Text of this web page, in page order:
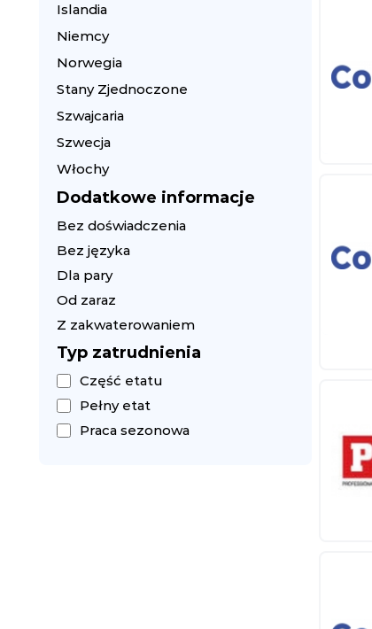
Islandia
Niemcy
Norwegia
Stany Zjednoczone
Szwajcaria
Szwecja
Włochy
Dodatkowe informacje
Bez doświadczenia
Bez języka
Dla pary
Od zaraz
Z zakwaterowaniem
Typ zatrudnienia
Część etatu
Pełny etat
Praca sezonowa